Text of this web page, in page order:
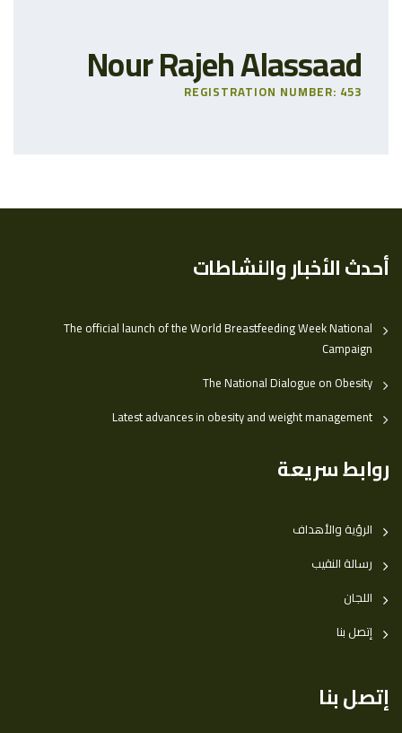
Nour Rajeh Alassaad
REGISTRATION NUMBER: 453
أحدث الأخبار والنشاطات
The official launch of the World Breastfeeding Week National
Campaign
The National Dialogue on Obesity
Latest advances in obesity and weight management
روابط سريعة
الرؤية والأهداف
رسالة النقيب
اللجان
إتصل بنا
إتصل بنا